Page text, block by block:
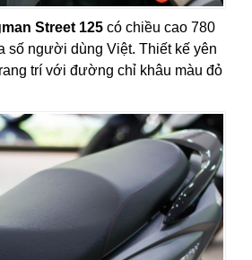
Street 125 có chiều cao 780
số người dùng Việt. Thiết kế yên
trí với đường chỉ khâu màu đỏ